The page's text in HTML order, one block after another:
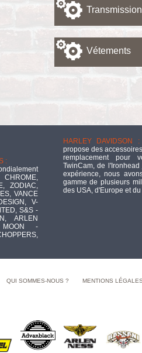
Transmission
Vétements
:
ZODIAC,
VANCE
V-
S&S -
ARLEN
MOON -
HARLEY DAVIDSON :
propose des
remplacement pour
TwinCam, de
expérience, nous
gamme de plusieurs
des USA, d'Europe et
QUI SOMMES-NOUS ? MENTIONS